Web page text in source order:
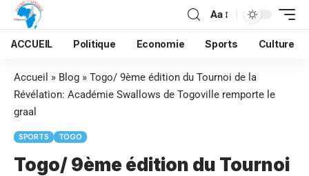
Aa
ACCUEIL Politique Economie Sports Culture
Accueil » Blog » Togo/ 9ème édition du Tournoi de la
Révélation: Académie Swallows de Togoville remporte le
graal
SPORTS TOGO
Togo/ 9ème édition du Tournoi